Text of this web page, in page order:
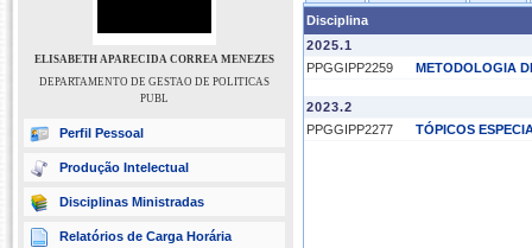
ELISABETH APARECIDA CORREA MENEZES
DEPARTAMENTO DE GESTAO DE POLITICAS
PUBL
Perfil Pessoal
Produção Intelectual
Disciplinas Ministradas
Relatórios de Carga Horária
Disciplina
2025.1
PPGGIPP2259
METODOLOGIA
2023.2
PPGGIPP2277
TÓPICOS